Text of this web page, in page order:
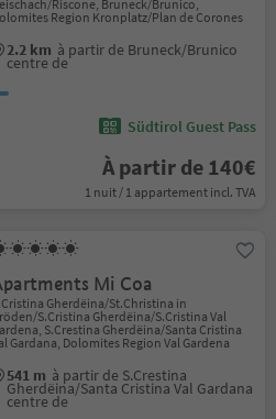
Riscone, Bruneck/Brunico,
Region Kronplatz/Plan de Corones
2.2 km à partir de Bruneck/Brunico
centre de
Südtirol Guest Pass
À partir de 140€
1 nuit / 1 appartement incl. TVA
Mi Coa
Gherdëina/St.Christina in
S.Cristina Gherdëina/S.Cristina Val
S.Crestina Gherdëina/Santa Cristina
Gardana, Dolomites Region Val Gardena
541 m à partir de S.Crestina
Gherdëina/Santa Cristina Val Gardana
centre de